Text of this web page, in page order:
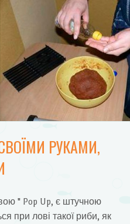
РУКАМИ,
" Pop Up, є штучною
при лові такої риби, як